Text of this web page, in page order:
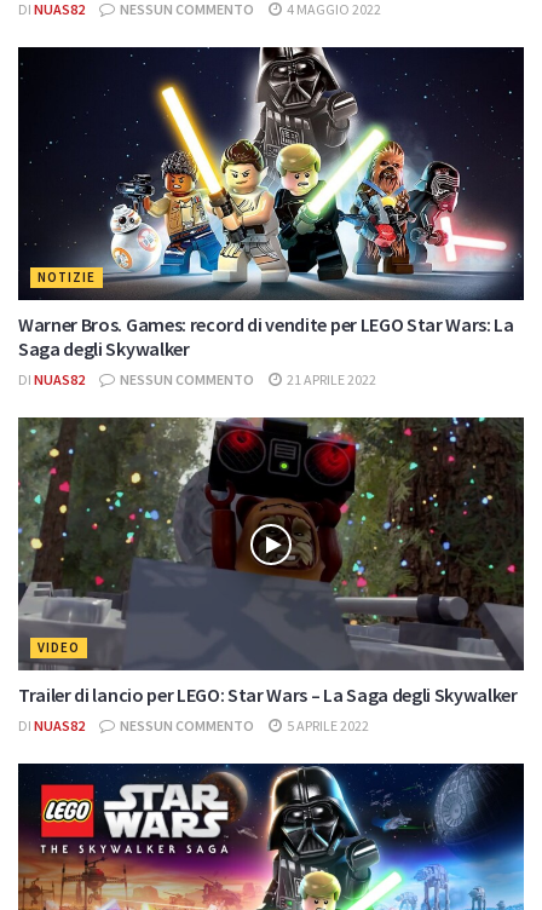
DI NUAS82 NESSUN COMMENTO 4 MAGGIO 2022
NOTIZIE
Warner Bros. Games: record di vendite per LEGO Star Wars: La
Saga degli Skywalker
DI NUAS82 NESSUN COMMENTO 21 APRILE 2022
VIDEO
Trailer di lancio per LEGO: Star Wars – La Saga degli Skywalker
DI NUAS82 NESSUN COMMENTO 5 APRILE 2022